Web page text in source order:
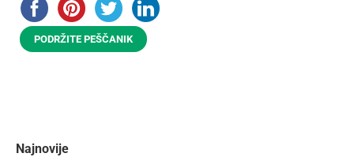
PODRŽITE PEŠČANIK
Najnovije